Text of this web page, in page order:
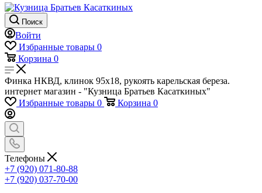
Поиск
Войти
Избранные товары 0
Корзина 0
Финка НКВД, клинок 95х18, рукоять карельская береза.
интернет магазин - "Кузница Братьев Касаткиных"
Избранные товары 0 Корзина 0
Телефоны
+7 (920) 071-80-88
+7 (920) 037-70-00